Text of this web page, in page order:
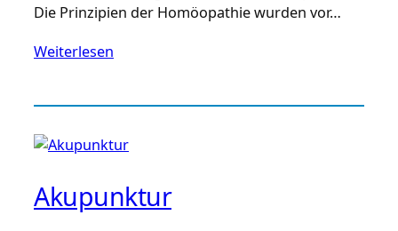
Die Prinzipien der Homöopathie wurden vor…
Weiterlesen
Akupunktur